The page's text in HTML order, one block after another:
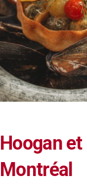
Hoogan
Montréal